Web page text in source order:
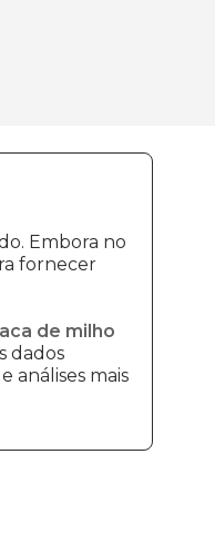
Embora no
fornecer
de milho
dados
análises mais